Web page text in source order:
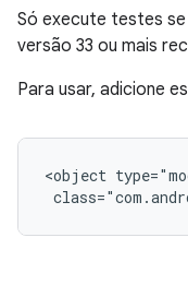
Só execute testes
versão 33 ou mais
Para usar, adicione
<object